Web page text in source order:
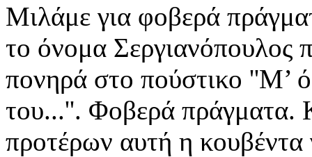
Μιλάμε για φοβερά
το όνομα Σεργιανόπουλος
πονηρά στο πούστικο ''Μ’
του...''. Φοβερά πράγματα.
προτέρων αυτή η